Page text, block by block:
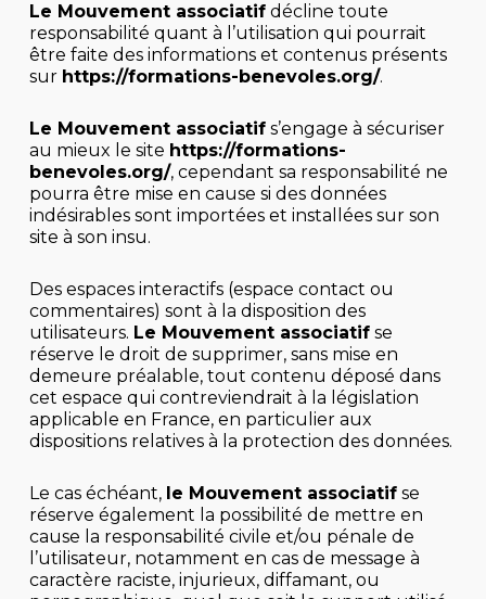
Le Mouvement associatifdécline toute
responsabilité quant à l’utilisation qui pourrait
être faite des informations et contenus présents
sur https://formations-benevoles.org/.
Le Mouvement associatifs’engage à sécuriser
au mieux le site https://formations-
benevoles.org/, cependant sa responsabilité ne
pourra être mise en cause si des données
indésirables sont importées et installées sur son
site à son insu.
Des espaces interactifs (espace contact ou
commentaires) sont à la disposition des
utilisateurs. Le Mouvement associatifse
réserve le droit de supprimer, sans mise en
demeure préalable, tout contenu déposé dans
cet espace qui contreviendrait à la législation
applicable en France, en particulier aux
dispositions relatives à la protection des données.
Le cas échéant, le Mouvement associatifse
réserve également la possibilité de mettre en
cause la responsabilité civile et/ou pénale de
l’utilisateur, notamment en cas de message à
caractère raciste, injurieux, diffamant, ou